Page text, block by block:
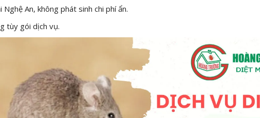
An, không phát sinh chi phí ẩn.
tùy gói dịch vụ.